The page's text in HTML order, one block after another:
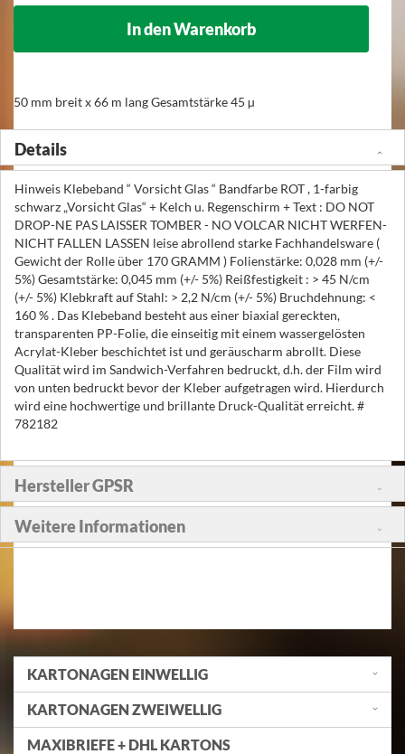
In den Warenkorb
50 mm breit x 66 m lang Gesamtstärke 45 µ
Details
Hinweis Klebeband “ Vorsicht Glas “ Bandfarbe ROT , 1-farbig
schwarz „Vorsicht Glas“ + Kelch u. Regenschirm + Text : DO NOT
DROP-NE PAS LAISSER TOMBER - NO VOLCAR NICHT WERFEN-
NICHT FALLEN LASSEN leise abrollend starke Fachhandelsware (
Gewicht der Rolle über 170 GRAMM ) Folienstärke: 0,028 mm (+/-
5%) Gesamtstärke: 0,045 mm (+/- 5%) Reißfestigkeit : > 45 N/cm
(+/- 5%) Klebkraft auf Stahl: > 2,2 N/cm (+/- 5%) Bruchdehnung: <
160 % . Das Klebeband besteht aus einer biaxial gereckten,
transparenten PP-Folie, die einseitig mit einem wassergelösten
Acrylat-Kleber beschichtet ist und geräuscharm abrollt. Diese
Qualität wird im Sandwich-Verfahren bedruckt, d.h. der Film wird
von unten bedruckt bevor der Kleber aufgetragen wird. Hierdurch
wird eine hochwertige und brillante Druck-Qualität erreicht. #
782182
Hersteller GPSR
Weitere Informationen
KARTONAGEN EINWELLIG
KARTONAGEN ZWEIWELLIG
MAXIBRIEFE + DHL KARTONS